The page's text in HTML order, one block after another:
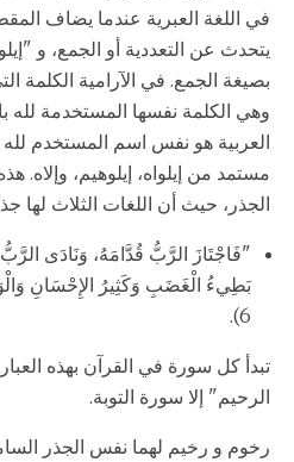
يتحدث عن التعددية أو الجمع، و
بصيغة الجمع. في الآرامية الكلمة
وهي الكلمة نفسها المستخدمة لله
العربية هو نفس اسم المستخدم لله
مستمد من إيلواه، إيلوهيم، وإلاه.
الجذر، حيث أن اللغات الثلاث لها
"فَاجْتَازَ الرَّبُّ قُدَّامَهُ، وَنَادَى
6).
تبدأ كل سورة في القرآن بهذه
الرحيم" إلا سورة التوبة.
رخوم و رخيم لهما نفس الجذر